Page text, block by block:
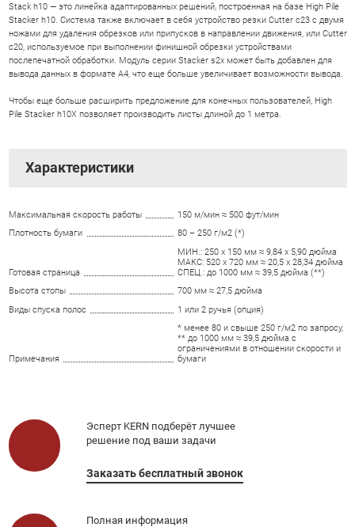
Stack h10 — это линейка адаптированных решений, построенная на базе High Pile
Stacker h10. Система также включает в себя устройство резки Cutter c23 с двумя
ножами для удаления обрезков или припусков в направлении движения, или Cutter
c20, используемое при выполнении финишной обрезки устройствами
послепечатной обработки. Модуль серии Stacker s2x может быть добавлен для
вывода данных в формате A4, что еще больше увеличивает возможности вывода.
Чтобы еще больше расширить предложение для конечных пользователей, High
Pile Stacker h10X позволяет производить листы длиной до 1 метра.
Характеристики
Максимальная скорость работы
150 м/мин ≈ 500 фут/мин
Плотность бумаги
80 – 250 г/м2 (*)
Готовая страница
МИН.: 250 x 150 мм ≈ 9,84 x 5,90 дюйма
МАКС: 520 x 720 мм ≈ 20,5 x 28,34 дюйма
СПЕЦ.: до 1000 мм ≈ 39,5 дюйма (**)
Высота стопы
700 мм ≈ 27,5 дюйма
Виды спуска полос
1 или 2 ручья (опция)
Примечания
* менее 80 и свыше 250 г/м2 по запросу,
** до 1000 мм ≈ 39,5 дюйма с
ограничениями в отношении скорости и
бумаги
Эсперт KERN подберёт лучшее
решение под ваши задачи
Заказать бесплатный звонок
Полная информация